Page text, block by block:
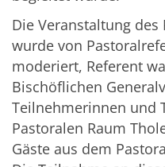
Die Veranstaltung des
wurde von
moderiert, Referent
Bischöflichen
Teilnehmerinnen und
Pastoralen Raum
Gäste aus dem